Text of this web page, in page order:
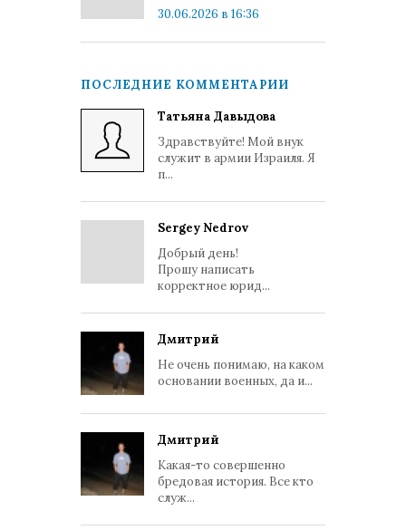
30.06.2026 в 16:36
ПОСЛЕДНИЕ КОММЕНТАРИИ
Татьяна Давыдова
Здравствуйте! Мой внук
служит в армии Израиля. Я
п...
Sergey Nedrov
Добрый день!
Прошу написать
корректное юрид...
Дмитрий
Не очень понимаю, на каком
основании военных, да и...
Дмитрий
Какая-то совершенно
бредовая история. Все кто
служ...